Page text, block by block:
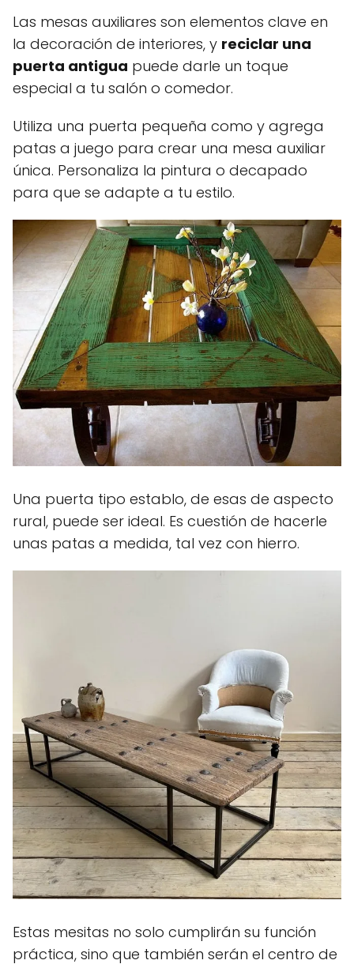
Las mesas auxiliares son elementos clave en
la decoración de interiores, y reciclar una
puerta antigua puede darle un toque
especial a tu salón o comedor.
Utiliza una puerta pequeña como y agrega
patas a juego para crear una mesa auxiliar
única. Personaliza la pintura o decapado
para que se adapte a tu estilo.
Una puerta tipo establo, de esas de aspecto
rural, puede ser ideal. Es cuestión de hacerle
unas patas a medida, tal vez con hierro.
Estas mesitas no solo cumplirán su función
práctica, sino que también serán el centro de